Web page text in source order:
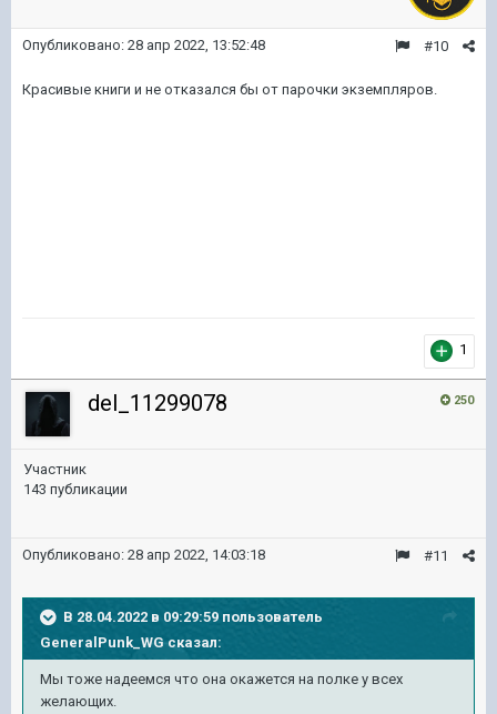
#10
Опубликовано: 28 апр 2022, 13:52:48
Красивые книги и не отказался бы от парочки экземпляров.
1
250
del_11299078
Участник
143 публикации
#11
Опубликовано: 28 апр 2022, 14:03:18
В 28.04.2022 в 09:29:59 пользователь
GeneralPunk_WGсказал:
Мы тоже надеемся что она окажется на полке у всех
желающих.